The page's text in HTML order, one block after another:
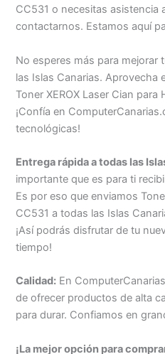
CC531 o necesitas asistencia
contactarnos. Estamos aquí
No esperes más para mejorar
las Islas Canarias. Aprovecha
Toner XEROX Laser Cian
¡Confía en
tecnológicas!
Entrega rápida a todas las
importante que es para ti
Es por eso que enviamos
CC531 a todas las Islas
¡Así podrás disfrutar de tu
tiempo!
Calidad: En
de ofrecer productos de alta
para durar. Confiamos en
¡La mejor opción para